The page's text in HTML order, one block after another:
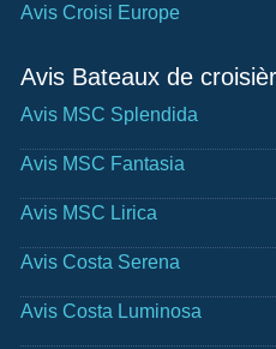
Avis Croisi Europe
Avis Bateaux de
Avis MSC Splendida
Avis MSC Fantasia
Avis MSC Lirica
Avis Costa Serena
Avis Costa Luminosa